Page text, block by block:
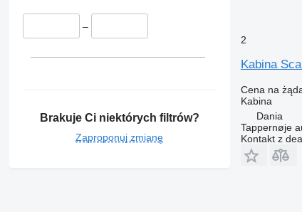
–
Brakuje Ci niektórych filtrów?
Zaproponuj zmianę
2
Kabina
Cena na
Kabina
Dania
Tappernøje
Kontakt z